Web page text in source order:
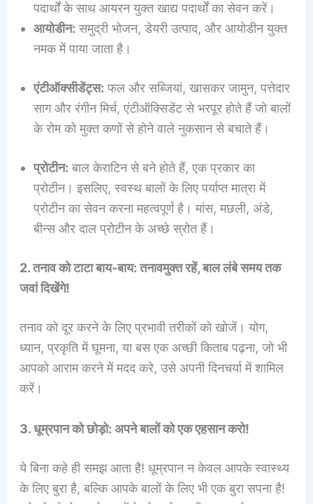
पदार्थों के साथ आयरन युक्त खाद्य पदार्थों का सेवन करें।
आयोडीन: समुद्री भोजन, डेयरी उत्पाद, और आयोडीन युक्त
नमक में पाया जाता है।
एंटीऑक्सीडेंट्स: फल और सब्जियां, खासकर जामुन, पत्तेदार
साग और रंगीन मिर्च, एंटीऑक्सिडेंट से भरपूर होते हैं जो बालों
के रोम को मुक्त कणों से होने वाले नुकसान से बचाते हैं।
प्रोटीन: बाल केराटिन से बने होते हैं, एक प्रकार का
प्रोटीन। इसलिए, स्वस्थ बालों के लिए पर्याप्त मात्रा में
प्रोटीन का सेवन करना महत्वपूर्ण है। मांस, मछली, अंडे,
बीन्स और दाल प्रोटीन के अच्छे स्रोत हैं।
2. तनाव को टाटा बाय-बाय: तनावमुक्त रहें, बाल लंबे समय तक
जवां दिखेंगे!
तनाव को दूर करने के लिए प्रभावी तरीकों को खोजें। योग,
ध्यान, प्रकृति में घूमना, या बस एक अच्छी किताब पढ़ना, जो भी
आपको आराम करने में मदद करे, उसे अपनी दिनचर्या में शामिल
करें।
3. धूम्रपान को छोड़ो: अपने बालों को एक एहसान करो!
ये बिना कहे ही समझ आता है! धूम्रपान न केवल आपके स्वास्थ्य
के लिए बुरा है, बल्कि आपके बालों के लिए भी एक बुरा सपना है!